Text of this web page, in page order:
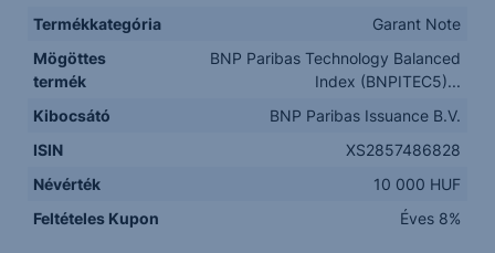
Termékkategória
Garant Note
Mögöttes
termék
BNP Paribas Technology Balanced
Index (BNPITEC5)...
Kibocsátó
BNP Paribas Issuance B.V.
ISIN
XS2857486828
Névérték
10 000 HUF
Feltételes Kupon
Éves 8%